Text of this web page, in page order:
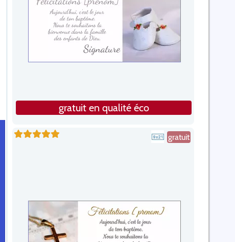
gratuit en qualité éco
gratuit